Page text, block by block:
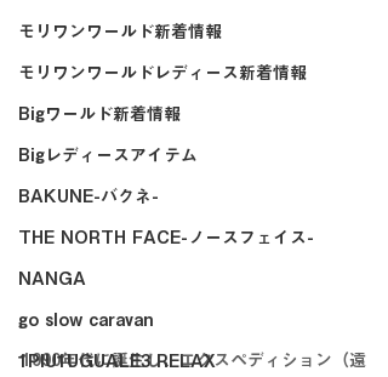
モリワンワールド新着情報
モリワンワールドレディース新着情報
Bigワールド新着情報
Bigレディースアイテム
BAKUNE-バクネ-
THE NORTH FACE-ノースフェイス-
NANGA
go slow caravan
1PIU1UGUALE3 RELAX
1990年代に誕生し、エクスペディション（遠